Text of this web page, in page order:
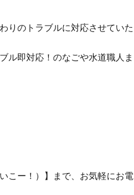
りのトラブルに対応させていた
ル即対応！のなごや水道職人ま
こー！）】まで、お気軽にお電